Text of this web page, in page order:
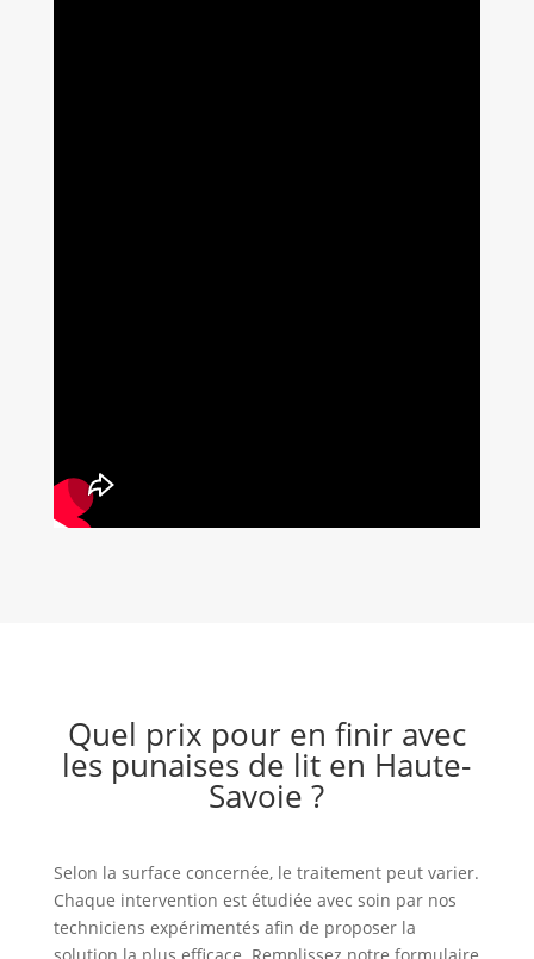
Quel prix pour en finir avec
les punaises de lit en Haute-
Savoie ?
Selon la surface concernée, le traitement peut varier.
Chaque intervention est étudiée avec soin par nos
techniciens expérimentés afin de proposer la